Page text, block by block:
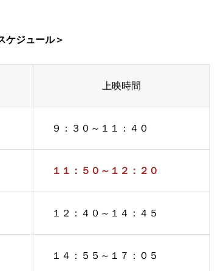
ケジュール＞
上映時間
９：３０～１１：４０
１１：５０～１２：２０
１２：４０～１４：４５
１４：５５～１７：０５